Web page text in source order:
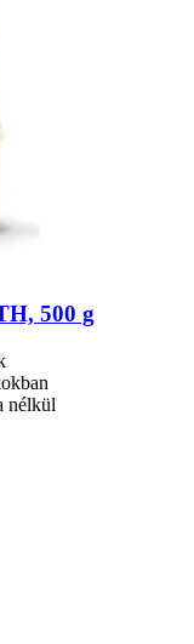
500 g
nélkül